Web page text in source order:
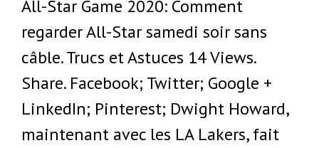
All-Star Game 2020: Comment
regarder All-Star samedi soir sans
câble. Trucs et Astuces 14 Views.
Share. Facebook; Twitter; Google +
LinkedIn; Pinterest; Dwight Howard,
maintenant avec les LA Lakers, fait